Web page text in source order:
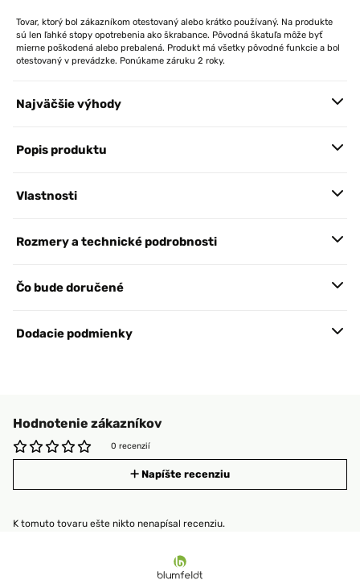
Tovar, ktorý bol zákazníkom otestovaný alebo krátko používaný. Na produkte
sú len ľahké stopy opotrebenia ako škrabance. Pôvodná škatuľa môže byť
mierne poškodená alebo prebalená. Produkt má všetky pôvodné funkcie a bol
otestovaný v prevádzke. Ponúkame záruku 2 roky.
Najväčšie výhody
Popis produktu
Vlastnosti
Rozmery a technické podrobnosti
Čo bude doručené
Dodacie podmienky
Hodnotenie zákazníkov
0 recenzií
Napíšte recenziu
K tomuto tovaru ešte nikto nenapísal recenziu.